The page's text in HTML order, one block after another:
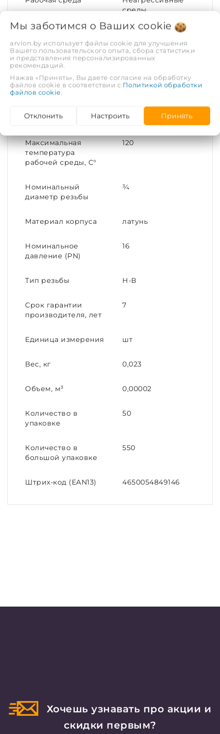
среды
Никелирование
Тип соединения Переходное
Материал Латунь
размер
Максимальная
температура
рабочей среды, С°
120
Номинальный
диаметр резьбы
¾
Материал корпуса латунь
Номинальное
давление (PN)
16
Тип резьбы Н-В
Срок гарантии
производителя, лет
7
Единица измерения шт
Вес, кг 0,023
Объем, м³ 0,00002
Количество в
упаковке
50
Количество в
большой упаковке
550
Штрих-код (EAN13) 4650054849146
Хочешь узнавать про акции и
скидки первым?
Мы заботимся о Ваших cookie
arvion.by использует файлы cookie для улучшения
Вашего пользовательского опыта, сбора статистики
и представления персонализированных
рекомендаций.
Нажав «Принять», Вы даете согласие на обработку
файлов cookie в соответствии с Политикой обработки
файлов cookie.
Отклонить Настроить Принять